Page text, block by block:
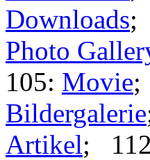
Downloads;
Photo
105: Movie;
Bildergalerie
Artikel;